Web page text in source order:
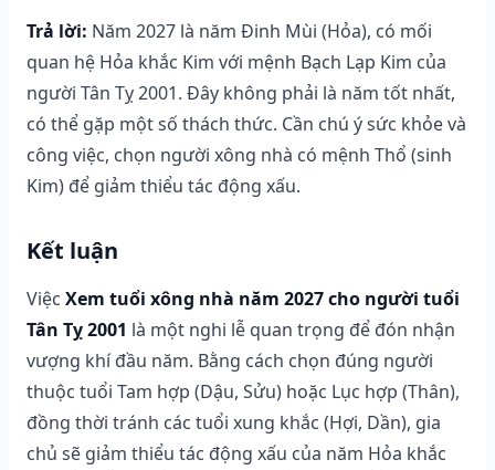
Trả lời: Năm 2027 là năm Đinh Mùi (Hỏa), có mối
quan hệ Hỏa khắc Kim với mệnh Bạch Lạp Kim của
người Tân Tỵ 2001. Đây không phải là năm tốt nhất,
có thể gặp một số thách thức. Cần chú ý sức khỏe và
công việc, chọn người xông nhà có mệnh Thổ (sinh
Kim) để giảm thiểu tác động xấu.
Kết luận
Việc Xem tuổi xông nhà năm 2027 cho người tuổi
Tân Tỵ 2001 là một nghi lễ quan trọng để đón nhận
vượng khí đầu năm. Bằng cách chọn đúng người
thuộc tuổi Tam hợp (Dậu, Sửu) hoặc Lục hợp (Thân),
đồng thời tránh các tuổi xung khắc (Hợi, Dần), gia
chủ sẽ giảm thiểu tác động xấu của năm Hỏa khắc